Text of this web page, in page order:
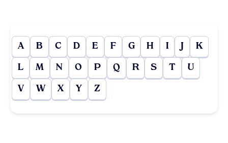
A B C D E F G H I J K
L M N O P Q R S T U
V W X Y Z